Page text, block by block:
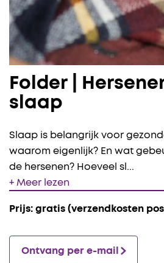
Folder |
slaap
Slaap is belangrijk voor
waarom eigenlijk? En wat
de hersenen? Hoeveel sl ...
+ Meer lezen
Prijs: gratis (verzendkosten
Ontvang per e-mail